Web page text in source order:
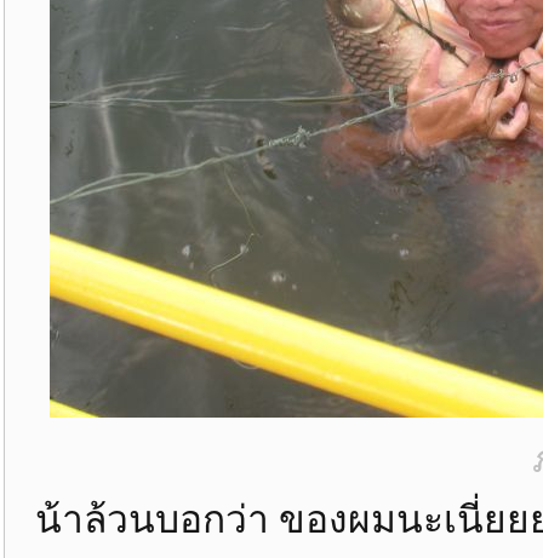
น้าล้วนบอกว่า ของผมนะเนี่ยย